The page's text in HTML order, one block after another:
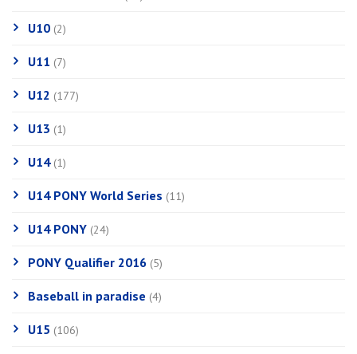
U10 (2)
U11 (7)
U12 (177)
U13 (1)
U14(1)
U14 PONY World Series (11)
U14 PONY (24)
PONY Qualifier 2016 (5)
Baseball in paradise (4)
U15 (106)